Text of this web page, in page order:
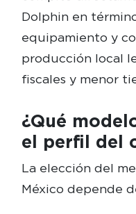
Dolphin en
equipamiento y
producción local
fiscales y menor
¿Qué
el perfil del
La elección del
México depende